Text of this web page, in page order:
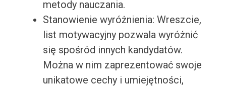
metody nauczania.
Stanowienie wyróżnienia: Wreszcie,
list motywacyjny pozwala wyróżnić
się spośród innych kandydatów.
Można w nim zaprezentować swoje
unikatowe cechy i umiejętności,